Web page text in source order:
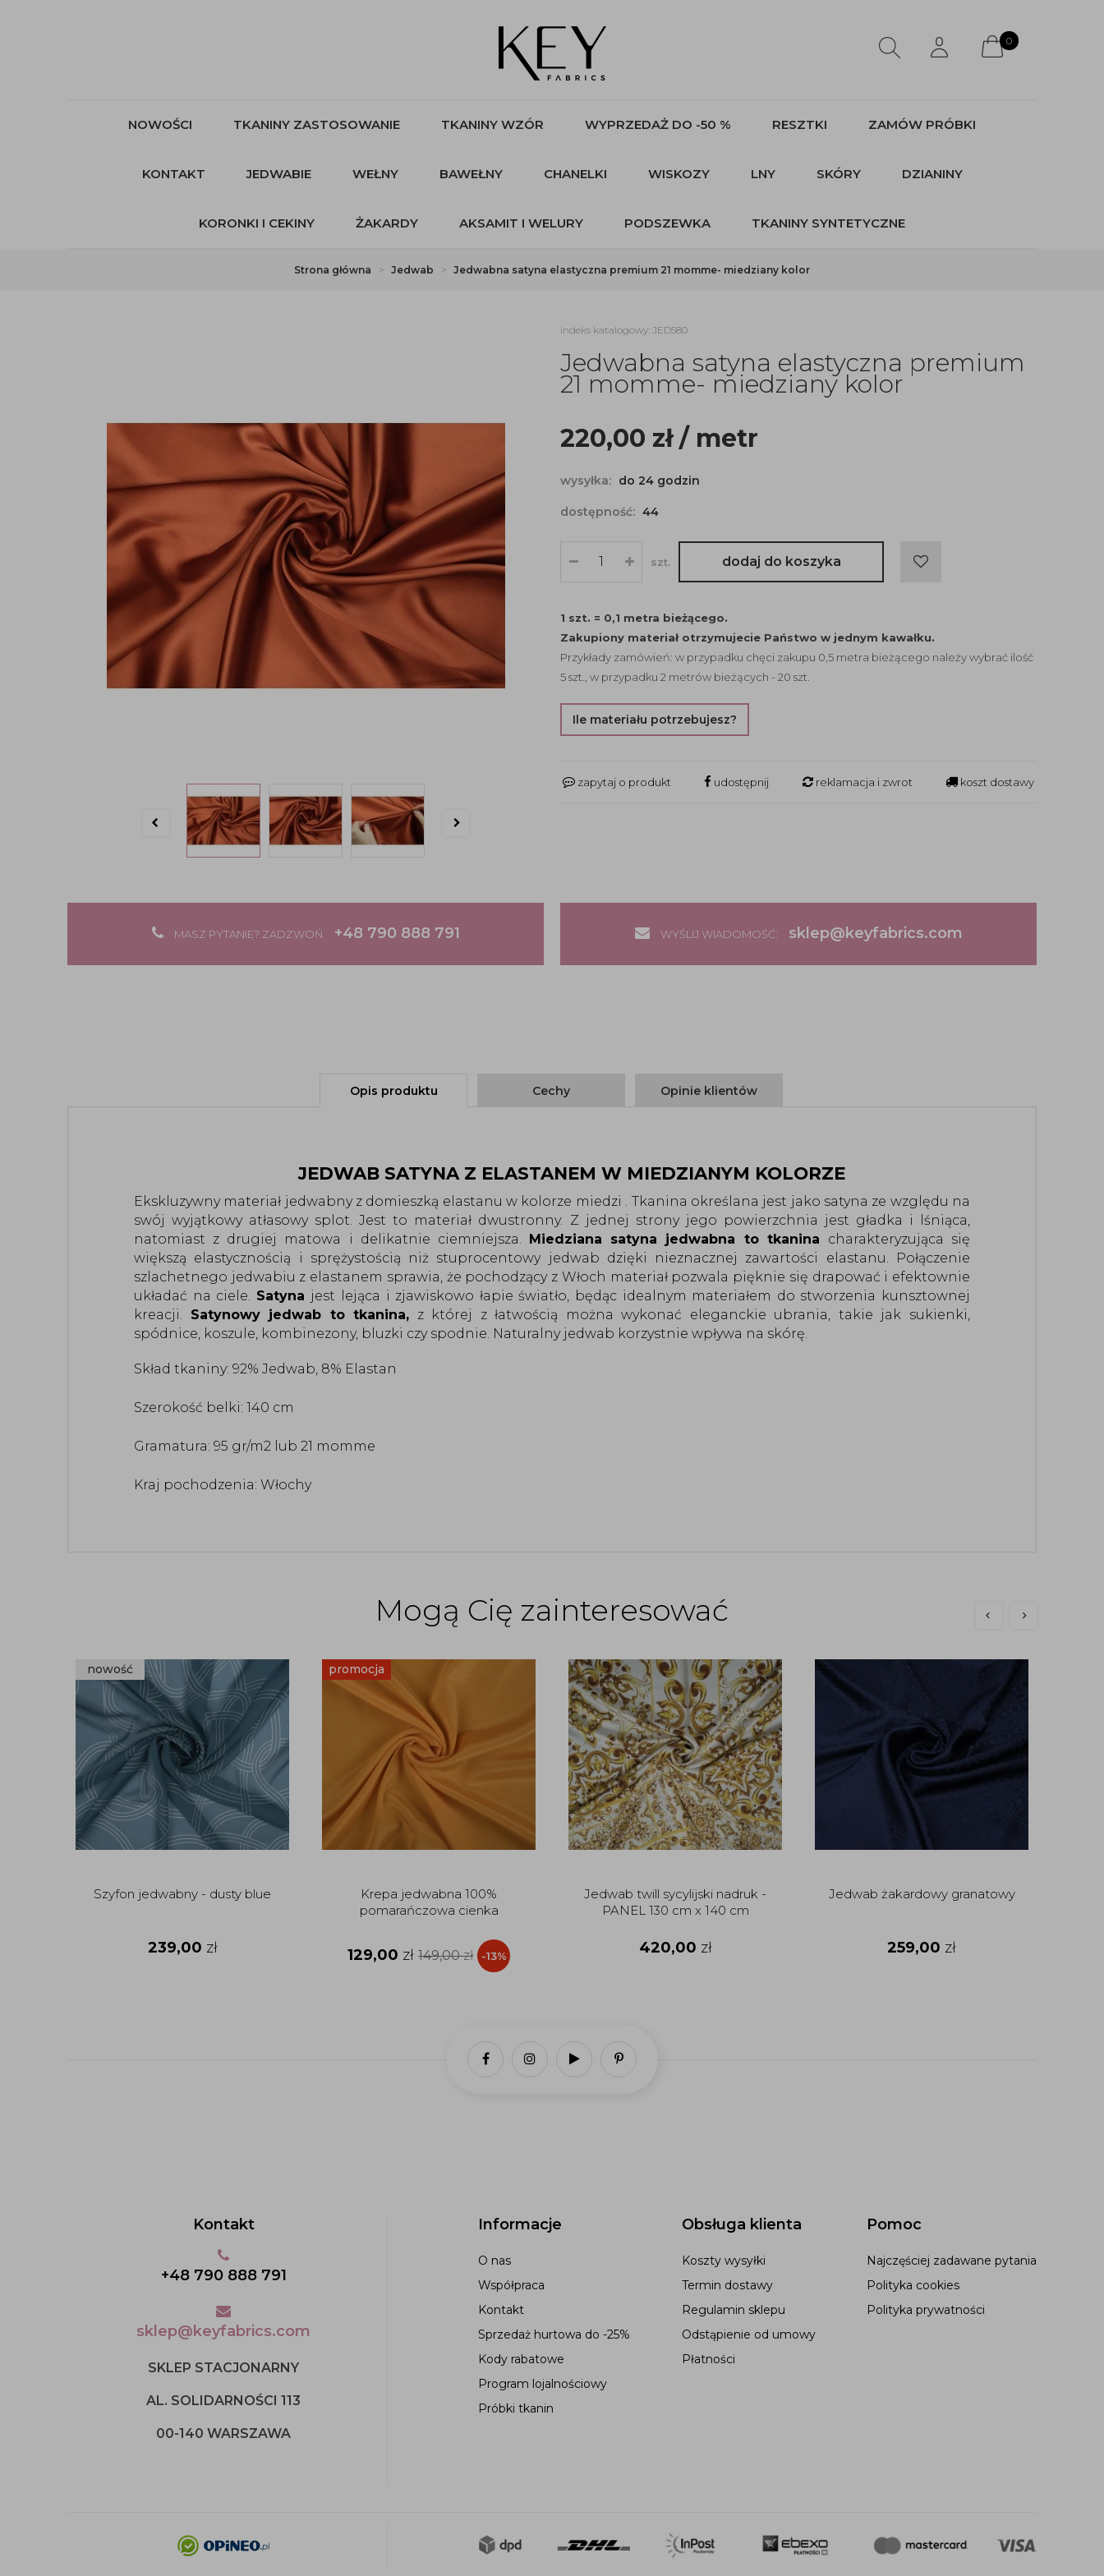
0
NOWOŚCI TKANINY ZASTOSOWANIE TKANINY WZÓR WYPRZEDAŻ DO -50 % RESZTKI ZAMÓW PRÓBKI
KONTAKT JEDWABIE WEŁNY BAWEŁNY CHANELKI WISKOZY LNY SKÓRY DZIANINY
KORONKI I CEKINY ŻAKARDY AKSAMIT I WELURY PODSZEWKA TKANINY SYNTETYCZNE
Strona główna Jedwab Jedwabna satyna elastyczna premium 21 momme- miedziany kolor
indeks katalogowy: JED580
Jedwabna satyna elastyczna premium
21 momme- miedziany kolor
220,00 zł/ metr
wysyłka: do 24 godzin
dostępność: 44
szt. dodaj do koszyka
1 szt. = 0,1 metra bieżącego.
Zakupiony materiał otrzymujecie Państwo w jednym kawałku.
Przykłady zamówień: w przypadku chęci zakupu 0,5 metra bieżącego należy wybrać ilość
5 szt., w przypadku 2 metrów bieżących - 20 szt.
Ile materiału potrzebujesz?
zapytaj o produkt udostępnij reklamacja i zwrot koszt dostawy
MASZ PYTANIE? ZADZWOŃ +48 790 888 791 WYŚLIJ WIADOMOŚĆ: sklep@keyfabrics.com
Opis produktu Cechy Opinie klientów
JEDWAB SATYNA Z ELASTANEM W MIEDZIANYM KOLORZE
Ekskluzywny materiał jedwabny z domieszką elastanu w kolorze miedzi . Tkanina określana jest jako satyna ze względu na
swój wyjątkowy atłasowy splot. Jest to materiał dwustronny. Z jednej strony jego powierzchnia jest gładka i lśniąca,
natomiast z drugiej matowa i delikatnie ciemniejsza.
Miedziana satyna jedwabna to tkanina charakteryzująca się
większą elastycznością i sprężystością niż stuprocentowy jedwab dzięki nieznacznej zawartości elastanu. Połączenie
szlachetnego jedwabiu z elastanem sprawia, że pochodzący z Włoch materiał pozwala pięknie się drapować i efektownie
układać na ciele. Satyna jest lejąca i zjawiskowo łapie światło, będąc idealnym materiałem do stworzenia kunsztownej
kreacji. Satynowy jedwab to tkanina, z której z łatwością można wykonać eleganckie ubrania, takie jak sukienki,
spódnice, koszule, kombinezony, bluzki czy spodnie. Naturalny jedwab korzystnie wpływa na skórę.
Skład tkaniny: 92% Jedwab, 8% Elastan
Szerokość belki: 140 cm
Gramatura: 95 gr/m2 lub 21 momme
Kraj pochodzenia: Włochy
Mogą Cię zainteresować
nowość
Szyfon jedwabny - dusty blue
239,00 zł
promocja
Krepa jedwabna 100%
pomarańczowa cienka
129,00 zł 149,00zł -13%
Jedwab twill sycylijski nadruk -
PANEL 130 cm x 140 cm
420,00 zł
Jedwab żakardowy granatowy
259,00 zł
Informacje
O nas
Współpraca
Kontakt
Sprzedaż hurtowa do -25%
Kody rabatowe
Program lojalnościowy
Próbki tkanin
Obsługa klienta
Koszty wysyłki
Termin dostawy
Regulamin sklepu
Odstąpienie od umowy
Płatności
Pomoc
Najczęściej zadawane pytania
Polityka cookies
Polityka prywatności
Kontakt
+48 790 888 791
sklep@keyfabrics.com
SKLEP STACJONARNY
AL. SOLIDARNOŚCI 113
00-140 WARSZAWA